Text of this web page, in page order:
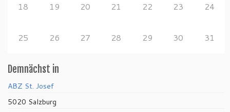
18 19 20 21 22 23 24
25 26 27 28 29 30 31
Demnächst in
ABZ St. Josef
5020 Salzburg